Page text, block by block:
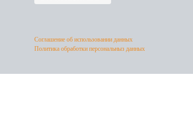
Соглашение об использовании данных
Политика обработки персональныз данных